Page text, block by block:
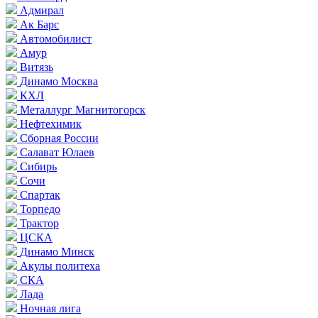
Адмирал
Ак Барс
Автомобилист
Амур
Витязь
Динамо Москва
КХЛ
Металлург Магнитогорск
Нефтехимик
Сборная России
Салават Юлаев
Сибирь
Сочи
Спартак
Торпедо
Трактор
ЦСКА
Динамо Минск
Акулы политеха
СКА
Лада
Ночная лига